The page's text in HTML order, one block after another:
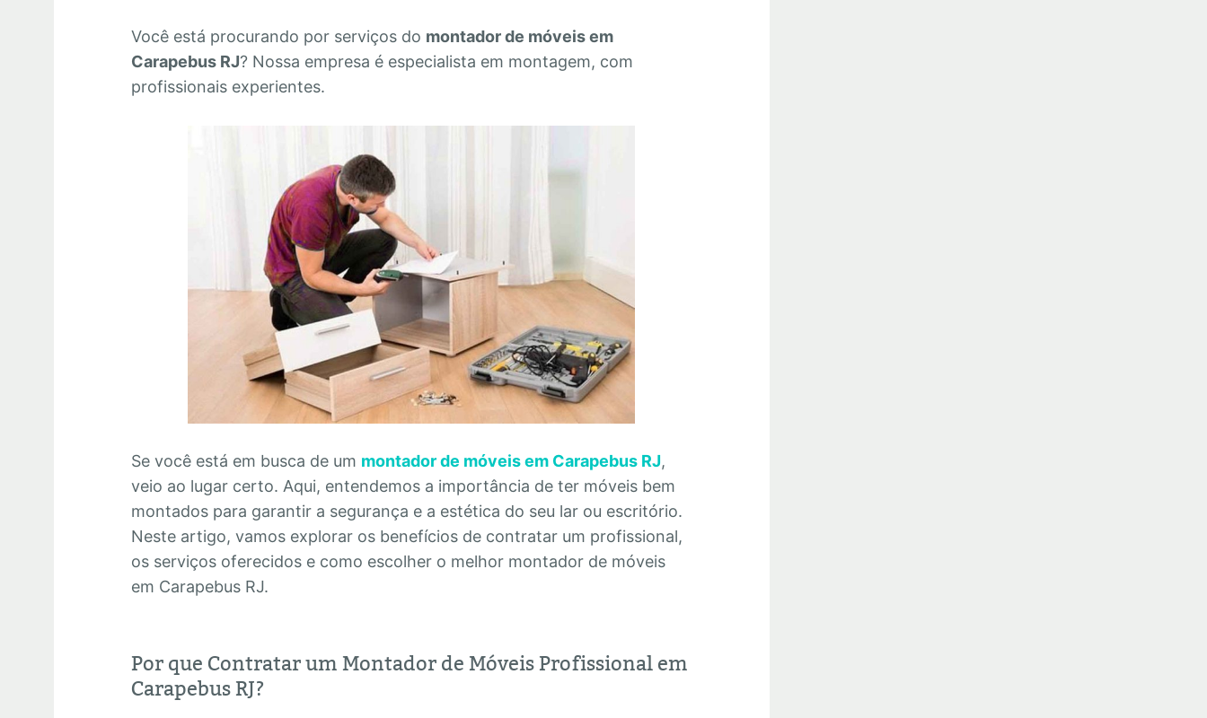
Você está procurando por serviços do montador de móveis em
Carapebus RJ? Nossa empresa é especialista em montagem, com
profissionais experientes.
Se você está em busca de um montador de móveis em Carapebus RJ,
veio ao lugar certo. Aqui, entendemos a importância de ter móveis bem
montados para garantir a segurança e a estética do seu lar ou escritório.
Neste artigo, vamos explorar os benefícios de contratar um profissional,
os serviços oferecidos e como escolher o melhor montador de móveis
em Carapebus RJ.
Por que Contratar um Montador de Móveis Profissional em
Carapebus RJ?